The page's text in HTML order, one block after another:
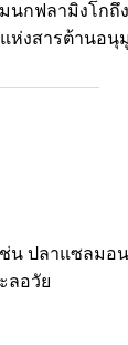
กฟลามิงโ
งสารต้าน
ปลาแซลม
ลอวัย